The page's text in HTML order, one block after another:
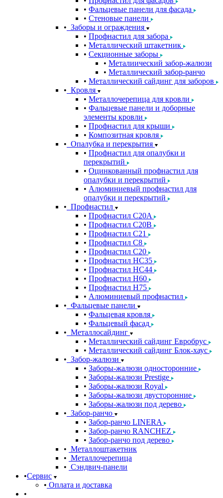
Фальцевые панели для фасада
Стеновые панели
Заборы и ограждения
Профнастил для забора
Металлический штакетник
Секционные заборы
Металиический забор-жалюзи
Металлический забор-ранчо
Металлический сайдинг для заборов
Кровля
Металлочерепица для кровли
Фальцевые панели и доборные
элементы кровли
Профнастил для крыши
Композитная кровля
Опалубка и перекрытия
Профнастил для опалубки и
перекрытий
Оцинкованный профнастил для
опалубки и перекрытий
Алюминиевый профнастил для
опалубки и перекрытий
Профнастил
Профнастил С20A
Профнастил С20B
Профнастил С21
Профнастил С8
Профнастил С20
Профнастил НС35
Профнастил НС44
Профнастил Н60
Профнастил Н75
Алюминиевый профнастил
Фальцевые панели
Фальцевая кровля
Фальцевый фасад
Металлосайдинг
Металлический сайдинг Евробрус
Металлический сайдинг Блок-хаус
Забор-жалюзи
Заборы-жалюзи односторонние
Заборы-жалюзи Prestige
Заборы-жалюзи Royal
Заборы-жалюзи двусторонние
Заборы-жалюзи под дерево
Забор-ранчо
Забор-ранчо LINERA
Забор-ранчо RANCHEZ
Забор-ранчо под дерево
Металлоштакетник
Металлочерепица
Сэндвич-панели
Сервис
Оплата и доставка